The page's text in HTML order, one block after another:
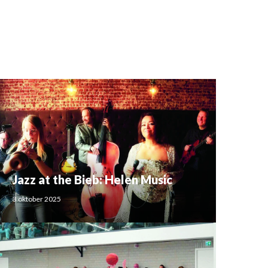
Jazz at the Bieb: Helen Music
3 oktober 2025